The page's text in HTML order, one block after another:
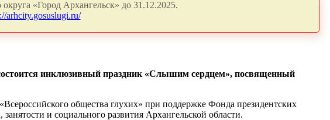
«Город Архангельск» до 31.12.2025.
arhcity.gosuslugi.ru/
инклюзивный праздник «Слышим сердцем», посвященный
общества глухих» при поддержке Фонда президентских
и социального развития Архангельской области.